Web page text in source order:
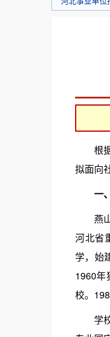
根据
拟面向
一
燕山
河北省
学，始
1960年
校。
学校